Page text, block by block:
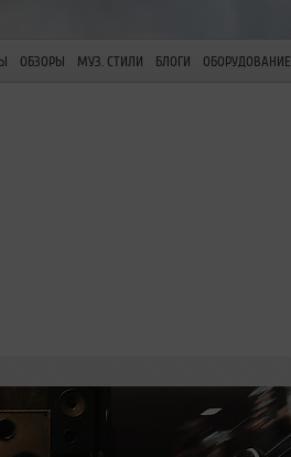
ОБЗОРЫ МУЗ. СТИЛИ БЛОГИ ОБОРУДОВАНИЕ